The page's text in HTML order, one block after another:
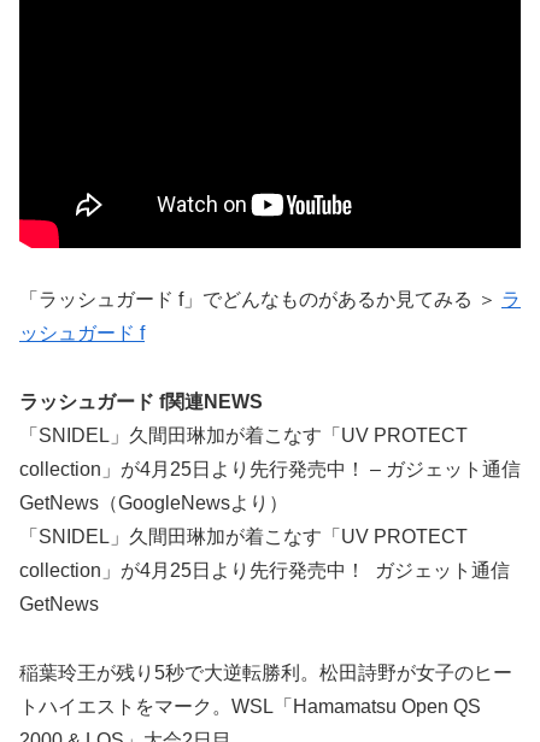
「ラッシュガード f」でどんなものがあるか見てみる ＞ ラ
ッシュガード f
ラッシュガード f関連NEWS
「SNIDEL」久間田琳加が着こなす「UV PROTECT
collection」が4月25日より先行発売中！ – ガジェット通信
GetNews（GoogleNewsより）
「SNIDEL」久間田琳加が着こなす「UV PROTECT
collection」が4月25日より先行発売中！ ガジェット通信
GetNews
稲葉玲王が残り5秒で大逆転勝利。松田詩野が女子のヒー
トハイエストをマーク。WSL「Hamamatsu Open QS